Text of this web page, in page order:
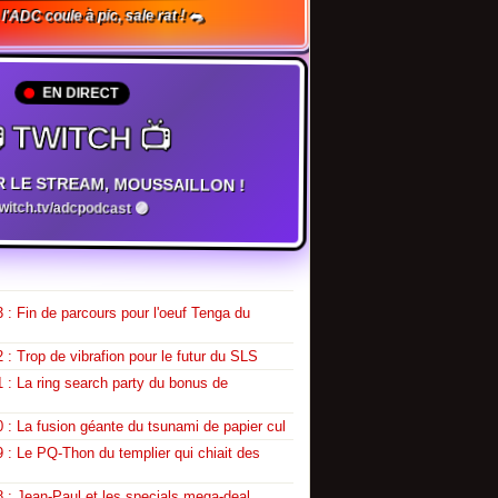
l'ADC coule à pic, sale rat ! 🐀
EN DIRECT
TWITCH 📺
LE STREAM, MOUSSAILLON !
adcpodcast 🟣
: Fin de parcours pour l'oeuf Tenga du
: Trop de vibrafion pour le futur du SLS
: La ring search party du bonus de
: La fusion géante du tsunami de papier cul
: Le PQ-Thon du templier qui chiait des